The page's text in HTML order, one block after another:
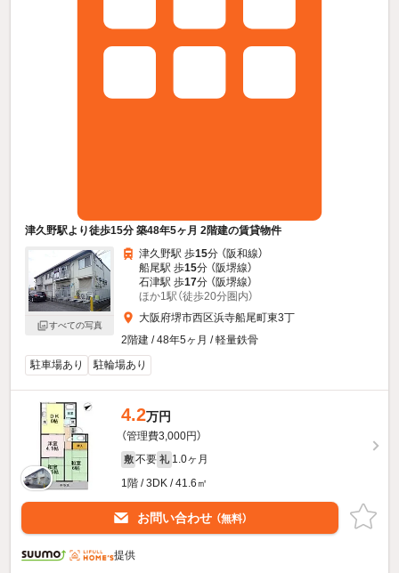
津久野駅より徒歩15分 築48年5ヶ月 2階建の賃貸物件
すべての写真
津久野駅 歩15分 （阪和線）
船尾駅 歩15分 （阪堺線）
石津駅 歩17分 （阪堺線）
ほか1駅（徒歩20分圏内）
大阪府堺市西区浜寺船尾町東3丁
2階建 / 48年5ヶ月 / 軽量鉄骨
駐車場あり
駐輪場あり
4.2万円
（管理費3,000円）
敷 不要 礼 1.0ヶ月
1階 / 3DK / 41.6㎡
お問い合わせ （無料）
提供